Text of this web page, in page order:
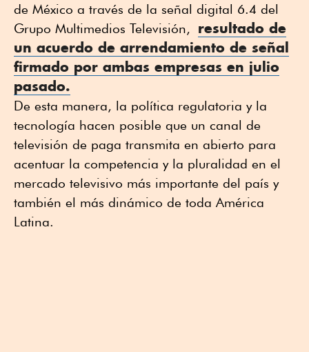
de México a través de la señal digital 6.4 del
Grupo Multimedios Televisión, resultado de
un acuerdo de arrendamiento de señal
firmado por ambas empresas en julio
pasado.
De esta manera, la política regulatoria y la
tecnología hacen posible que un canal de
televisión de paga transmita en abierto para
acentuar la competencia y la pluralidad en el
mercado televisivo más importante del país y
también el más dinámico de toda América
Latina.